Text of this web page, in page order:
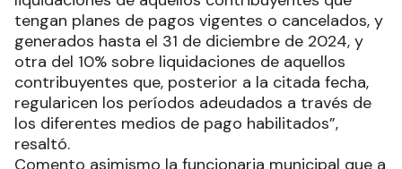
tengan planes de pagos vigentes o cancelados, y
generados hasta el 31 de diciembre de 2024, y
otra del 10% sobre liquidaciones de aquellos
contribuyentes que, posterior a la citada fecha,
regularicen los períodos adeudados a través de
los diferentes medios de pago habilitados”,
resaltó.
Comento asimismo la funcionaria municipal que a